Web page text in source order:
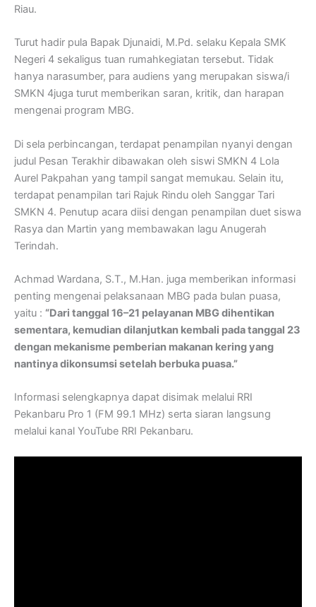
Riau.
Turut hadir pula Bapak Djunaidi, M.Pd. selaku Kepala SMK
Negeri 4 sekaligus tuan rumahkegiatan tersebut. Tidak
hanya narasumber, para audiens yang merupakan siswa/i
SMKN 4juga turut memberikan saran, kritik, dan harapan
mengenai program MBG.
Di sela perbincangan, terdapat penampilan nyanyi dengan
judul Pesan Terakhir dibawakan oleh siswi SMKN 4 Lola
Aurel Pakpahan yang tampil sangat memukau. Selain itu,
terdapat penampilan tari Rajuk Rindu oleh Sanggar Tari
SMKN 4. Penutup acara diisi dengan penampilan duet siswa
Rasya dan Martin yang membawakan lagu Anugerah
Terindah.
Achmad Wardana, S.T., M.Han. juga memberikan informasi
penting mengenai pelaksanaan MBG pada bulan puasa,
yaitu : “Dari tanggal 16–21 pelayanan MBG dihentikan
sementara, kemudian dilanjutkan kembali pada tanggal 23
dengan mekanisme pemberian makanan kering yang
nantinya dikonsumsi setelah berbuka puasa.”
Informasi selengkapnya dapat disimak melalui RRI
Pekanbaru Pro 1 (FM 99.1 MHz) serta siaran langsung
melalui kanal YouTube RRI Pekanbaru.